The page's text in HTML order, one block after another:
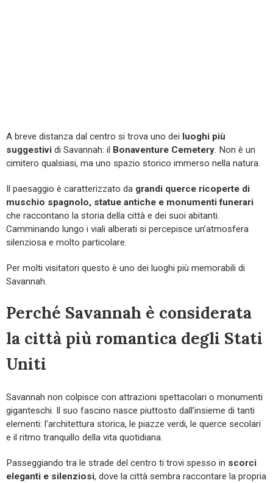
A breve distanza dal centro si trova uno dei luoghi più
suggestivi di Savannah: il Bonaventure Cemetery. Non è un
cimitero qualsiasi, ma uno spazio storico immerso nella natura.
Il paesaggio è caratterizzato da grandi querce ricoperte di
muschio spagnolo, statue antiche e monumenti funerari
che raccontano la storia della città e dei suoi abitanti.
Camminando lungo i viali alberati si percepisce un’atmosfera
silenziosa e molto particolare.
Per molti visitatori questo è uno dei luoghi più memorabili di
Savannah.
Perché Savannah è considerata
la città più romantica degli Stati
Uniti
Savannah non colpisce con attrazioni spettacolari o monumenti
giganteschi. Il suo fascino nasce piuttosto dall’insieme di tanti
elementi: l’architettura storica, le piazze verdi, le querce secolari
e il ritmo tranquillo della vita quotidiana.
Passeggiando tra le strade del centro ti trovi spesso in scorci
eleganti e silenziosi, dove la città sembra raccontare la propria